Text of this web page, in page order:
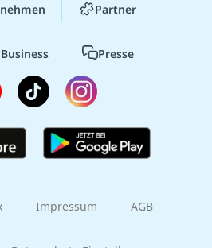
Partner
Presse
Impressum AGB